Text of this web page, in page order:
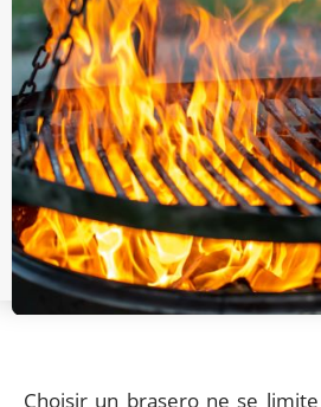
Choisir un brasero ne se